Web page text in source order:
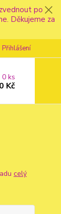
po
Děkujeme za
Přihlášení
0ks
Kč
celý